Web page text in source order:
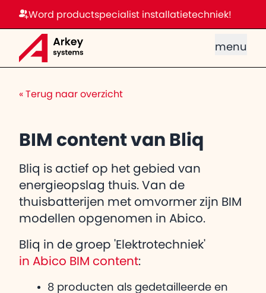
Word productspecialist installatietechniek!
menu
« Terug naar overzicht
BIM content van Bliq
Bliq is actief op het gebied van
energieopslag thuis. Van de
thuisbatterijen met omvormer zijn BIM
modellen opgenomen in Abico.
Bliq in de groep 'Elektrotechniek'
in Abico BIM content:
8 producten als gedetailleerde en